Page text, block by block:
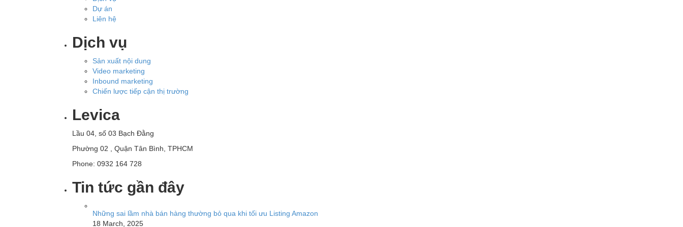
Dự án
Liên hệ
Dịch vụ
Sản xuất nội dung
Video marketing
Inbound marketing
Chiến lược tiếp cận thị trường
Levica
Lầu 04, số 03 Bạch Đằng
Phường 02 , Quận Tân Bình, TPHCM
Phone: 0932 164 728
Tin tức gần đây
Những sai lầm nhà bán hàng thường bỏ qua khi tối ưu Listing Amazon
18 March, 2025